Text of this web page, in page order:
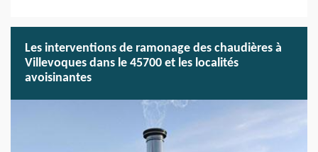
Les interventions de ramonage des chaudières à
Villevoques dans le 45700 et les localités
avoisinantes